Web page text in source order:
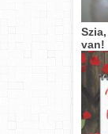
van!